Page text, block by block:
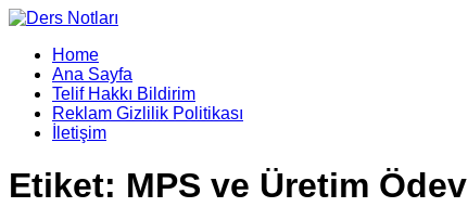
Home
Ana Sayfa
Telif Hakkı Bildirim
Reklam Gizlilik Politikası
İletişim
Etiket: MPS ve Üretim Ödev